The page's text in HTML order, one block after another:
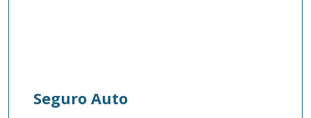
Seguro Auto